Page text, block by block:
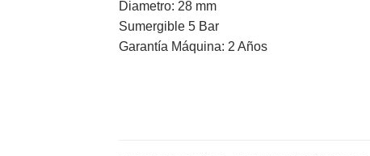
Diametro: 28 mm
Sumergible 5 Bar
Garantía Máquina: 2 Años